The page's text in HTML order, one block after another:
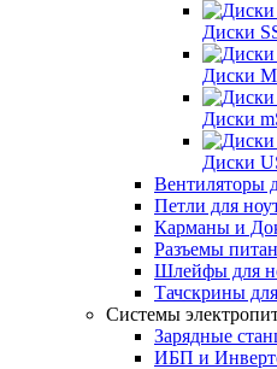
Диски
Диски
Диски
Диски
Вентиляторы
Петли для
Карманы и
Разъемы
Шлейфы для
Тачскрины для
Системы
Зарядные
ИБП и